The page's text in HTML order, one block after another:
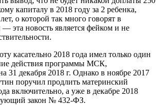
капиталу в 2018 году за 2 ребенка,
о которой так много говорят в
эта новость является фейком и не
касательно 2018 года имел только один
действия программы МСК,
31 декабря 2018 г. Однако в ноябре 2017
поручил продлить материнский
включительно, а уже в декабре 2018
закон № 432-ФЗ.